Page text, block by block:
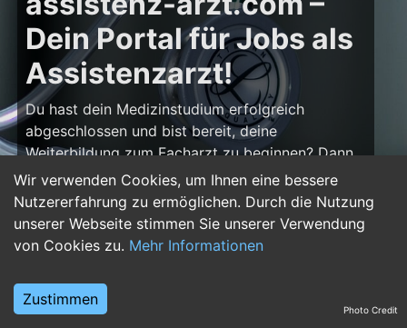
Wir verwenden Cookies, um Ihnen eine bessere
Nutzererfahrung zu ermöglichen. Durch die Nutzung
unserer Webseite stimmen Sie unserer Verwendung
von Cookies zu. Mehr Informationen
Zustimmen
Dein Portal für Jobs als
Assistenzarzt!
Du hast dein Medizinstudium erfolgreich
abgeschlossen und bist bereit, deine
Weiterbildung zum Facharzt zu beginnen? Dann
bist du aufassistenz-arzt.comgenau richtig!
Hier findest du zahlreiche Stellenangebote für
Assistenzärzte in allen Fachrichtungen – von der
Inneren Medizin über die Chirurgie bis hin zur
deine Karriere im Arztberuf und finde die
passende Klinik oder Praxis für deinen nächstenPhoto Credit